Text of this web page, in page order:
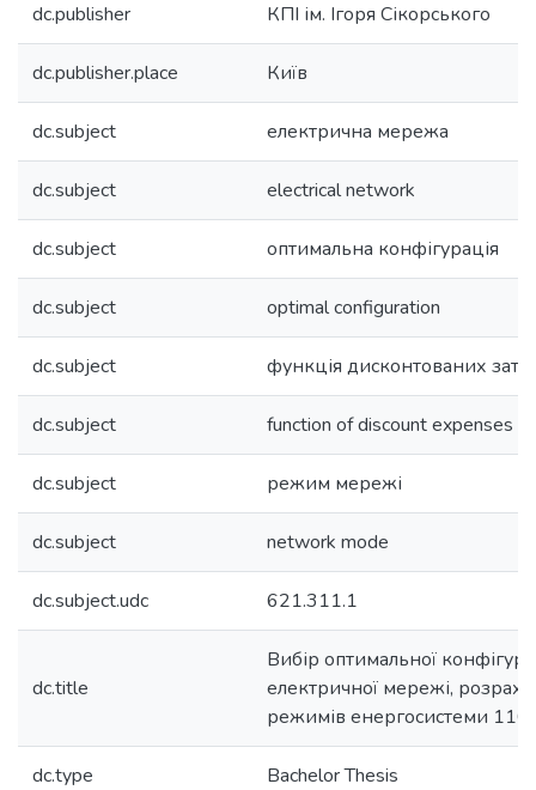
dc.publisher КПІ ім. Ігоря Сікорського
dc.publisher.place Київ
dc.subject електрична мережа
dc.subject electrical network
dc.subject оптимальна конфігурація
dc.subject optimal configuration
dc.subject функція дисконтованих
dc.subject function of discount expenses
dc.subject режим мережі
dc.subject network mode
dc.subject.udc 621.311.1
dc.title
Вибір оптимальної
електричної мережі,
режимів енергосистеми 110
dc.type Bachelor Thesis